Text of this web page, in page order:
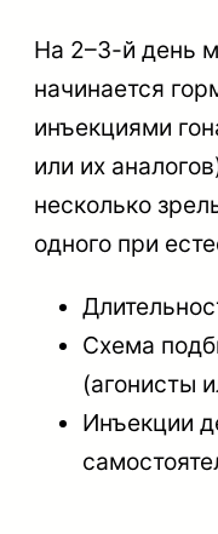
На 2–3-й день
начинается
инъекциями
или их
несколько
одного при
Схема
(агонисты
Инъекции